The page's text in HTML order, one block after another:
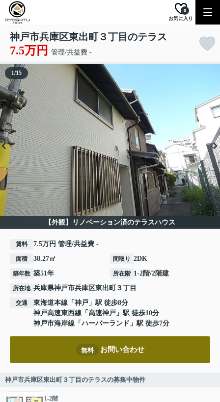
お気に入り
0
神戸市兵庫区東出町３丁目のテラス
7.5万円 管理/共益費 -
【外観】リノベーション済のテラスハウス
1/15
賃料 7.5万円 管理/共益費 -
面積 38.27㎡ 間取り 2DK
築年数 築51年 所在階 1-2階/2階建
所在地 兵庫県神戸市兵庫区東出町 ３丁目
交通 東海道本線 「 神戸 」駅 徒歩8分
神戸高速東西線 「 高速神戸 」駅 徒歩10分
神戸市海岸線 「ハーバーランド 」駅 徒歩7分
無料 お問い合わせ
神戸市兵庫区東出町３丁目のテラスの募集中物件
1-2階